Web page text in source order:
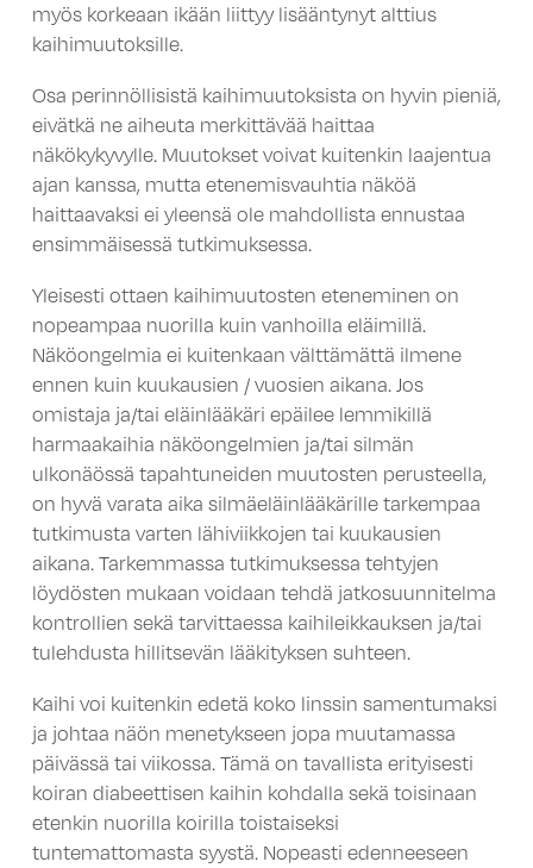
myös korkeaan ikään liittyy lisääntynyt alttius
kaihimuutoksille.
Osa perinnöllisistä kaihimuutoksista on hyvin pieniä,
eivätkä ne aiheuta merkittävää haittaa
näkökykyvylle. Muutokset voivat kuitenkin laajentua
ajan kanssa, mutta etenemisvauhtia näköä
haittaavaksi ei yleensä ole mahdollista ennustaa
ensimmäisessä tutkimuksessa.
Yleisesti ottaen kaihimuutosten eteneminen on
nopeampaa nuorilla kuin vanhoilla eläimillä.
Näköongelmia ei kuitenkaan välttämättä ilmene
ennen kuin kuukausien / vuosien aikana. Jos
omistaja ja/tai eläinlääkäri epäilee lemmikillä
harmaakaihia näköongelmien ja/tai silmän
ulkonäössä tapahtuneiden muutosten perusteella,
on hyvä varata aika silmäeläinlääkärille tarkempaa
tutkimusta varten lähiviikkojen tai kuukausien
aikana. Tarkemmassa tutkimuksessa tehtyjen
löydösten mukaan voidaan tehdä jatkosuunnitelma
kontrollien sekä tarvittaessa kaihileikkauksen ja/tai
tulehdusta hillitsevän lääkityksen suhteen.
Kaihi voi kuitenkin edetä koko linssin samentumaksi
ja johtaa näön menetykseen jopa muutamassa
päivässä tai viikossa. Tämä on tavallista erityisesti
koiran diabeettisen kaihin kohdalla sekä toisinaan
etenkin nuorilla koirilla toistaiseksi
tuntemattomasta syystä. Nopeasti edenneeseen